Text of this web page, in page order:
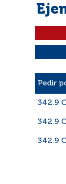
Pedir
342.9
342.9
342.9